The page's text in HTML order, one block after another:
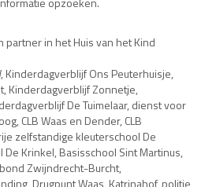
in het Huis van het Kind
Kinderdagverblijf Ons Peuterhuisje,
Kinderdagverblijf Zonnetje,
De Tuimelaar, dienst voor
CLB Waas en Dender, CLB
zelfstandige kleuterschool De
Krinkel, Basisschool Sint Martinus,
Zwijndrecht-Burcht,
Drugpunt Waas, Katrinahof, politie